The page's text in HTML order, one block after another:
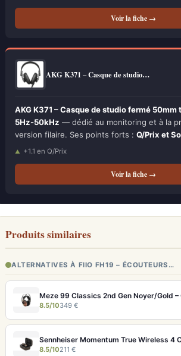
Voir la fiche →
AKG K371 – Casque de studio…
AKG K371 – Casque de studio fermé
5Hz-50kHz — dédié au monitoring et à la
version filaire. Ses points forts : Q/Prix et
+1.1 en Q/Prix
Voir la fiche →
Produits similaires
ALTERNATIVES À FIIO FH19 – ÉCOUTEURS…
8.5/10349 €
8.5/10211 €